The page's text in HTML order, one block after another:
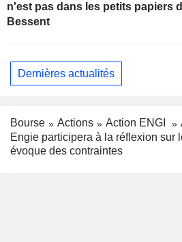
n'est pas dans les petits papiers
Bessent
Dernières actualités
Bourse Actions Action ENGI
Engie participera à la réflexion sur
évoque des contraintes